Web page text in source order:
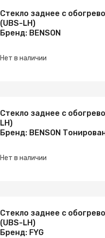
Стекло заднее с
(UBS-LH)
Бренд: BENSON
Нет в наличии
Стекло заднее с
LH)
Бренд: BENSON
Нет в наличии
Стекло заднее с
(UBS-LH)
Бренд: FYG